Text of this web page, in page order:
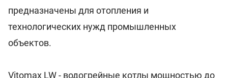
предназначены для отопления и
технологических нужд промышленных
объектов.
Vitomax LW - водогрейные котлы мощностью до